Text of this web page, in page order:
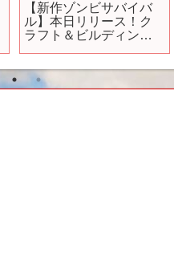
【新作ゾンビサバイバ
ル】本日リリース！ク
ラフト＆ビルディング